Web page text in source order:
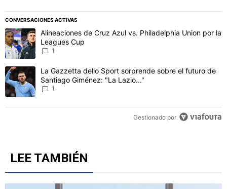
CONVERSACIONES ACTIVAS
Este listado muestra los artículos con más comentarios en los
Un artículo de tendencia con el título "Alineaciones de Cruz Azul
Alineaciones de Cruz Azul vs. Philadelphia Union por la
Leagues Cup
1
Un artículo de tendencia con el título "La Gazzetta dello Sport
La Gazzetta dello Sport sorprende sobre el futuro de
Santiago Giménez: "La Lazio..."
1
Gestionado por
LEE TAMBIÉN